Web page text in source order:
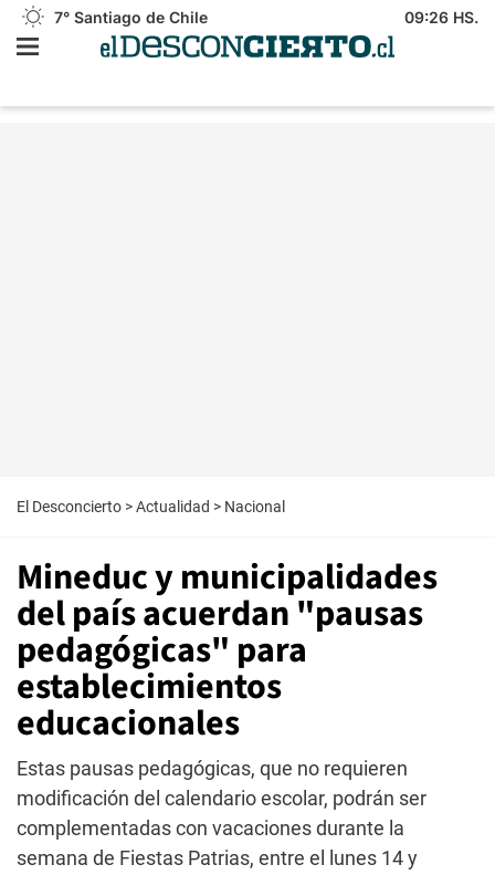
7° Santiago de Chile 09:26 HS.
El Desconcierto >Actualidad > Nacional
Mineduc y municipalidades
del país acuerdan "pausas
pedagógicas" para
establecimientos
educacionales
Estas pausas pedagógicas, que no requieren
modificación del calendario escolar, podrán ser
complementadas con vacaciones durante la
semana de Fiestas Patrias, entre el lunes 14 y